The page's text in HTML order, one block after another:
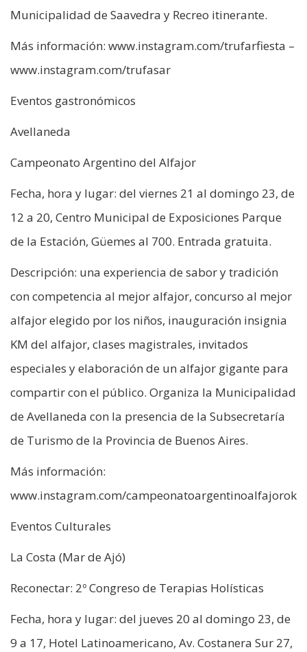
Municipalidad de Saavedra y Recreo itinerante.
Más información: www.instagram.com/trufarfiesta –
www.instagram.com/trufasar
Eventos gastronómicos
Avellaneda
Campeonato Argentino del Alfajor
Fecha, hora y lugar: del viernes 21 al domingo 23, de
12 a 20, Centro Municipal de Exposiciones Parque
de la Estación, Güemes al 700. Entrada gratuita.
Descripción: una experiencia de sabor y tradición
con competencia al mejor alfajor, concurso al mejor
alfajor elegido por los niños, inauguración insignia
KM del alfajor, clases magistrales, invitados
especiales y elaboración de un alfajor gigante para
compartir con el público. Organiza la Municipalidad
de Avellaneda con la presencia de la Subsecretaría
de Turismo de la Provincia de Buenos Aires.
Más información:
www.instagram.com/campeonatoargentinoalfajorok
Eventos Culturales
La Costa (Mar de Ajó)
Reconectar: 2º Congreso de Terapias Holísticas
Fecha, hora y lugar: del jueves 20 al domingo 23, de
9 a 17, Hotel Latinoamericano, Av. Costanera Sur 27,